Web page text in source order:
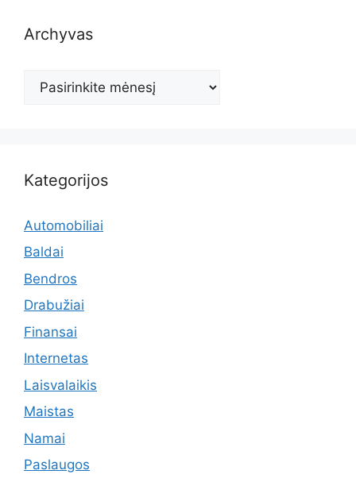
Archyvas
Archyvas
Kategorijos
Automobiliai
Baldai
Bendros
Drabužiai
Finansai
Internetas
Laisvalaikis
Maistas
Namai
Paslaugos